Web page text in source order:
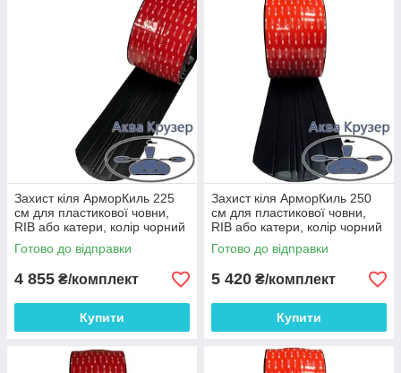
Захист кіля АрморКиль 225
см для пластикової човни,
RIB або катери, колір чорний
Готово до відправки
4 855 ₴/комплект
Купити
Захист кіля АрморКиль 250
см для пластикової човни,
RIB або катери, колір чорний
Готово до відправки
5 420 ₴/комплект
Купити